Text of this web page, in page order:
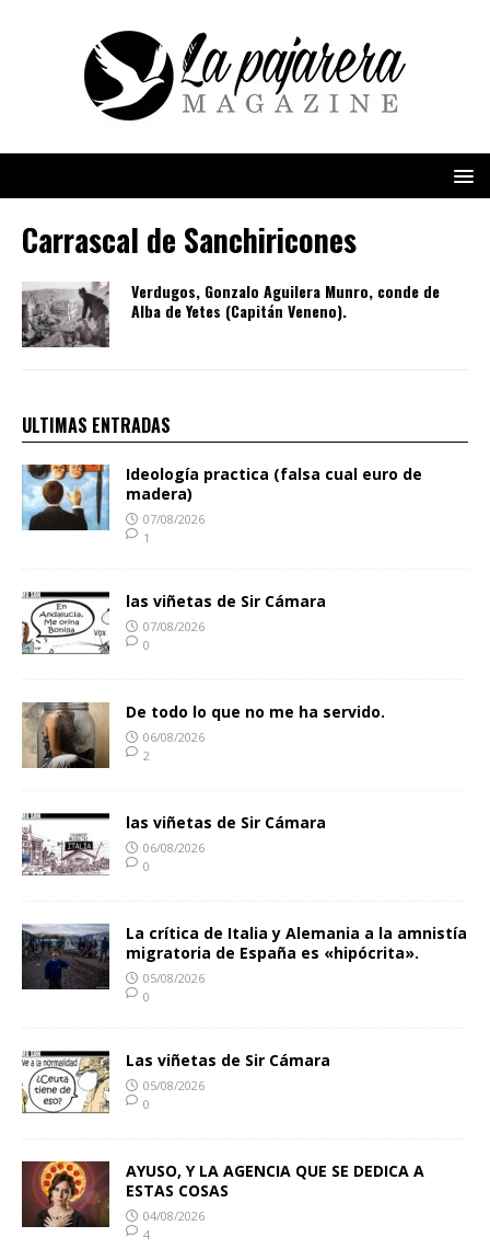
Carrascal de Sanchiricones
Verdugos, Gonzalo Aguilera Munro, conde de
Alba de Yetes (Capitán Veneno).
ULTIMAS ENTRADAS
Ideología practica (falsa cual euro de
madera)
07/08/2026
1
las viñetas de Sir Cámara
07/08/2026
0
De todo lo que no me ha servido.
06/08/2026
2
las viñetas de Sir Cámara
06/08/2026
0
La crítica de Italia y Alemania a la amnistía
migratoria de España es «hipócrita».
05/08/2026
0
Las viñetas de Sir Cámara
05/08/2026
0
AYUSO, Y LA AGENCIA QUE SE DEDICA A
ESTAS COSAS
04/08/2026
4